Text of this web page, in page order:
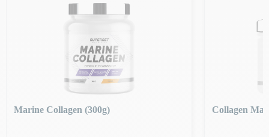
Marine Collagen (300g) Collagen